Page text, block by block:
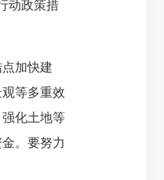
动政策措
加快建
等多重效
化土地等
。要努力